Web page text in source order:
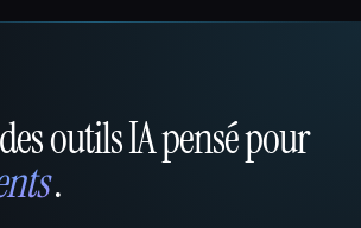
outils IA pensé pour
.